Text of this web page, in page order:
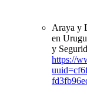
Araya y
en
y
https://